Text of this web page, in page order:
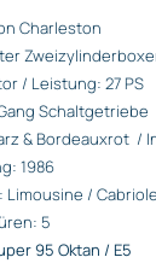
Charleston
/ Leistung: 27 PS
Schaltgetriebe
& Bordeauxrot /
1986
Limousine /
5
95 Oktan / E5